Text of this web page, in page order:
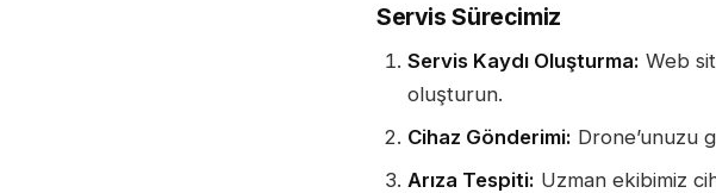
Servis Sürecimiz
Servis Kaydı Oluşturma: Web
oluşturun.
Cihaz Gönderimi: Drone’unuzu
Arıza Tespiti: Uzman ekibimiz